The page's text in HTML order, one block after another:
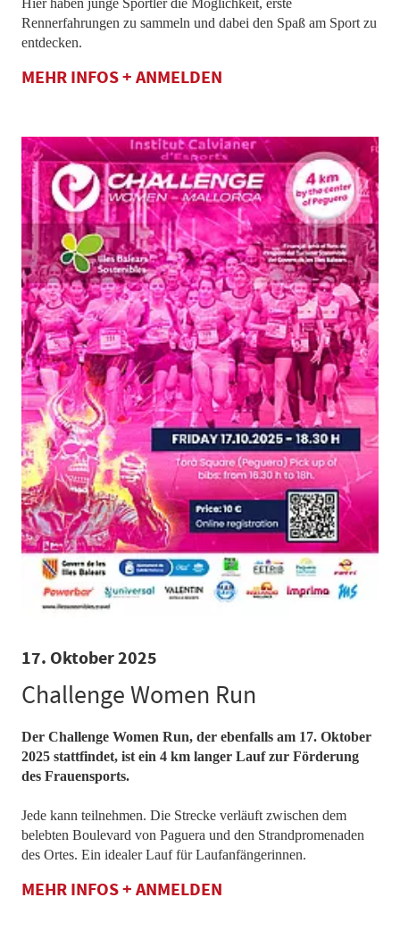
Rennerfahrungen zu sammeln und dabei den Spaß am Sport zu
entdecken.
MEHR INFOS + ANMELDEN
17. Oktober 2025
Challenge Women Run
Der Challenge Women Run, der ebenfalls am 17. Oktober
2025 stattfindet, ist ein 4 km langer Lauf zur Förderung
des Frauensports.
Jede kann teilnehmen. Die Strecke verläuft zwischen dem
belebten Boulevard von Paguera und den Strandpromenaden
des Ortes. Ein idealer Lauf für Laufanfängerinnen.
MEHR INFOS + ANMELDEN